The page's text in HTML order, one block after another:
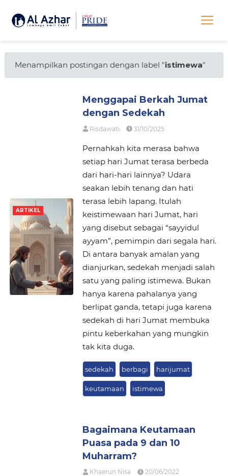
Menampilkan postingan dengan label "istimewa"
ARTIKEL
Menggapai Berkah Jumat
dengan Sedekah
Risdawati 31/10/2025
Pernahkah kita merasa bahwa
setiap hari Jumat terasa berbeda
dari hari-hari lainnya? Udara
seakan lebih tenang dan hati
terasa lebih lapang. Itulah
keistimewaan hari Jumat, hari
yang disebut sebagai “sayyidul
ayyam”, pemimpin dari segala hari.
Di antara banyak amalan yang
dianjurkan, sedekah menjadi salah
satu yang paling istimewa. Bukan
hanya karena pahalanya yang
berlipat ganda, tetapi juga karena
sedekah di hari Jumat membuka
pintu keberkahan yang mungkin
tak kita duga.
sedekah berbagi harijumat
keutamaan istimewa
Bagaimana Keutamaan
Puasa pada 9 dan 10
Muharram?
Khaerun Nisa 20/06/2022